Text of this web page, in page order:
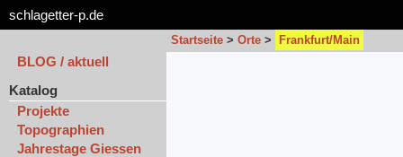
schlagetter-p.de
Startseite > Orte > Frankfurt/Main
BLOG / aktuell
Katalog
Projekte
Topographien
Jahrestage Giessen